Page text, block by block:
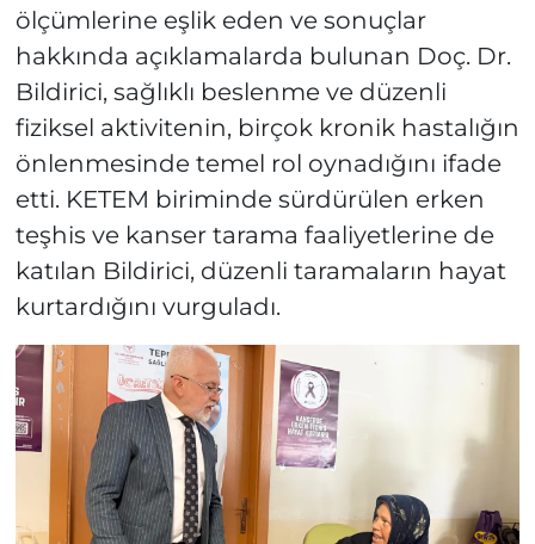
ölçümlerine eşlik eden ve sonuçlar
hakkında açıklamalarda bulunan Doç. Dr.
Bildirici, sağlıklı beslenme ve düzenli
fiziksel aktivitenin, birçok kronik hastalığın
önlenmesinde temel rol oynadığını ifade
etti. KETEM biriminde sürdürülen erken
teşhis ve kanser tarama faaliyetlerine de
katılan Bildirici, düzenli taramaların hayat
kurtardığını vurguladı.